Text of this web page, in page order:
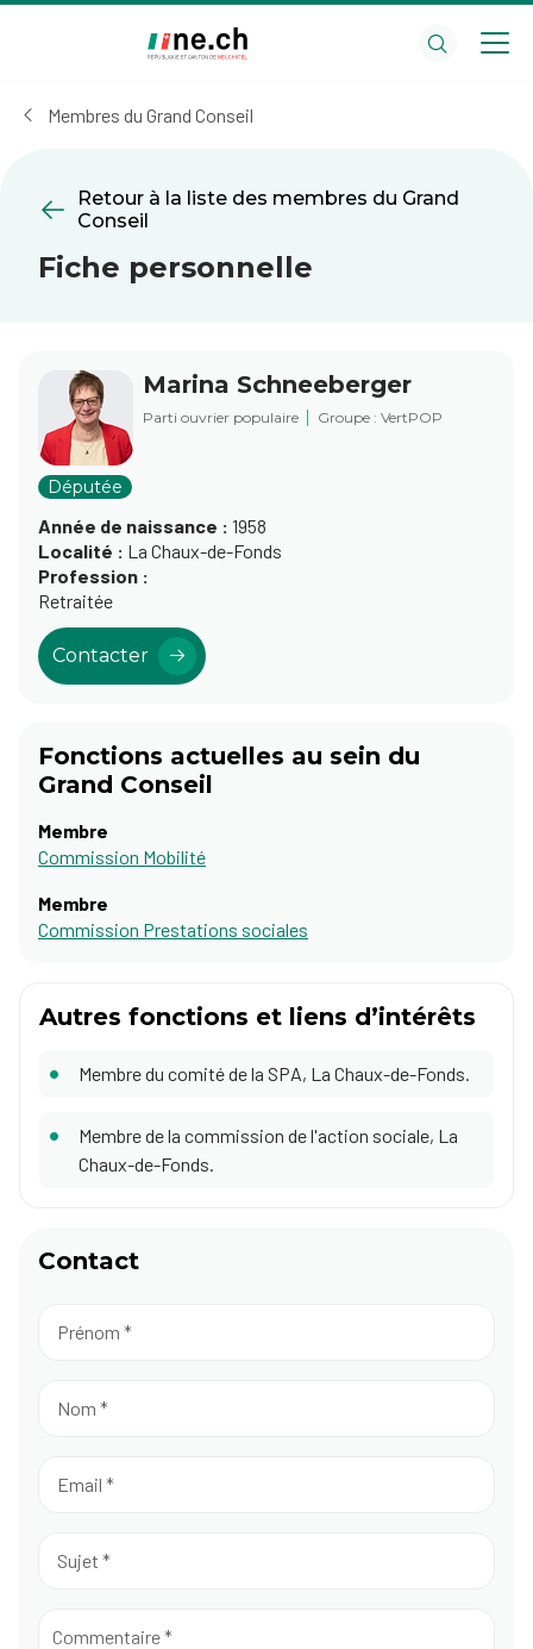
cookies
Membres du Grand Conseil
Retour à la liste des membres du Grand
Conseil
Fiche personnelle
Marina Schneeberger
Parti ouvrier populaire Groupe : VertPOP
Députée
Année de naissance : 1958
Localité : La Chaux-de-Fonds
Profession :
Retraitée
Contacter
Fonctions actuelles au sein du
Grand Conseil
Membre
Commission Mobilité
Membre
Commission Prestations sociales
Autres fonctions et liens d’intérêts
Membre du comité de la SPA, La Chaux-de-Fonds.
Membre de la commission de l'action sociale, La
Chaux-de-Fonds.
Contact
Prénom *
Nom *
Email *
Sujet *
Commentaire *